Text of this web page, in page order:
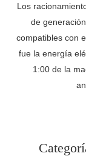
Los
de
compatibles con
fue la energía
1:00 de la